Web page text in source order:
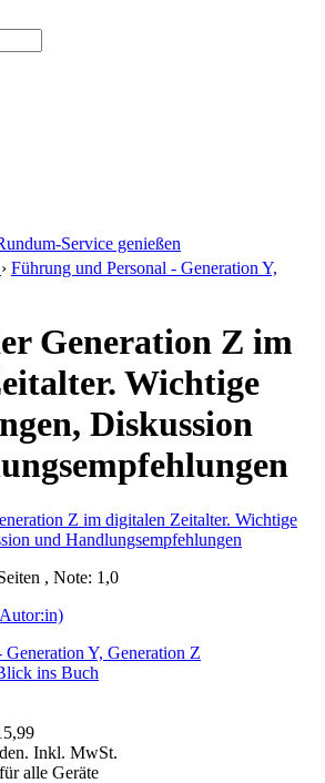
Service genießen
› Führung und Personal - Generation Y,
Generation Z im
Wichtige
Diskussion
, Note: 1,0
Y, Generation Z
ins Buch
Inkl. MwSt.
alle Geräte